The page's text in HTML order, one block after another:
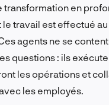
transformation en
le travail est effectué
agents ne se
questions : ils
les opérations et
les employés.